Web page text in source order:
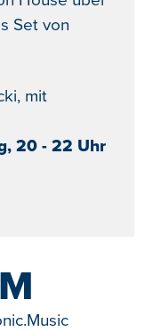
Set von
mit
20 - 22 Uhr